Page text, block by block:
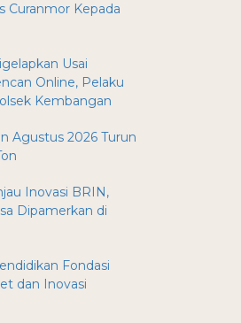
Curanmor Kepada
Usai
Online, Pelaku
Kembangan
Agustus 2026 Turun
Inovasi BRIN,
Dipamerkan di
Fondasi
dan Inovasi